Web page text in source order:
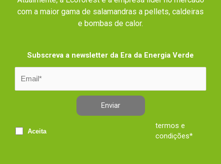
com a maior gama de salamandras a pellets, caldeiras
e bombas de calor.
Subscreva a newsletter da Era da Energia Verde
Enviar
Aceita
termos e
condições*